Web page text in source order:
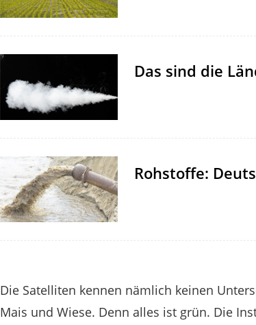
Das sind die
Rohstoffe:
Die Satelliten kennen nämlich keinen
Mais und Wiese. Denn alles ist grün. Die